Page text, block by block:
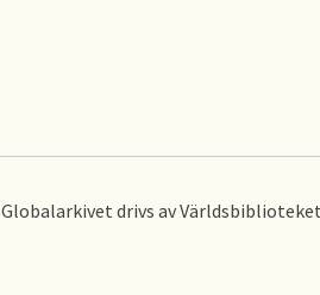
Globalarkivet drivs av